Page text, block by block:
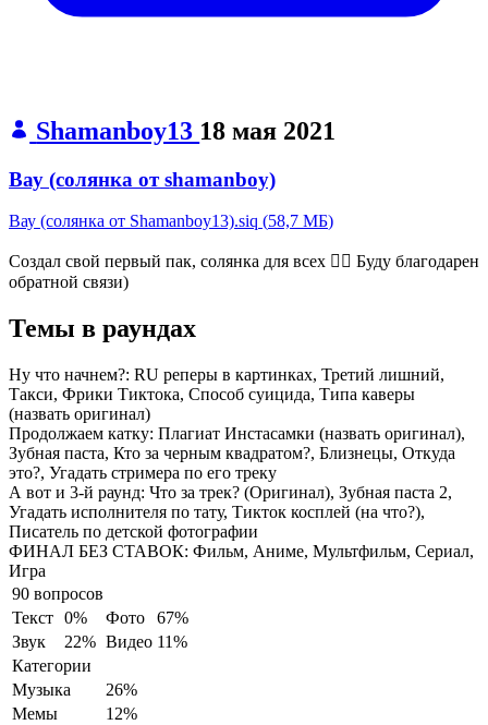
Shamanboy13 18 мая 2021
Вау (солянка от shamanboy)
Вау (солянка от Shamanboy13).siq (58,7 МБ)
Создал свой первый пак, солянка для всех 👍🏻 Буду благодарен
обратной связи)
Темы в раундах
Ну что начнем?: RU реперы в картинках, Третий лишний,
Такси, Фрики Тиктока, Способ суицида, Типа каверы
(назвать оригинал)
Продолжаем катку: Плагиат Инстасамки (назвать оригинал),
Зубная паста, Кто за черным квадратом?, Близнецы, Откуда
это?, Угадать стримера по его треку
А вот и 3-й раунд: Что за трек? (Оригинал), Зубная паста 2,
Угадать исполнителя по тату, Тикток косплей (на что?),
Писатель по детской фотографии
ФИНАЛ БЕЗ СТАВОК: Фильм, Аниме, Мультфильм, Сериал,
Игра
90 вопросов
Текст 0% Фото
67%
Звук
22% Видео 11%
Категории
Музыка
26%
Мемы
12%